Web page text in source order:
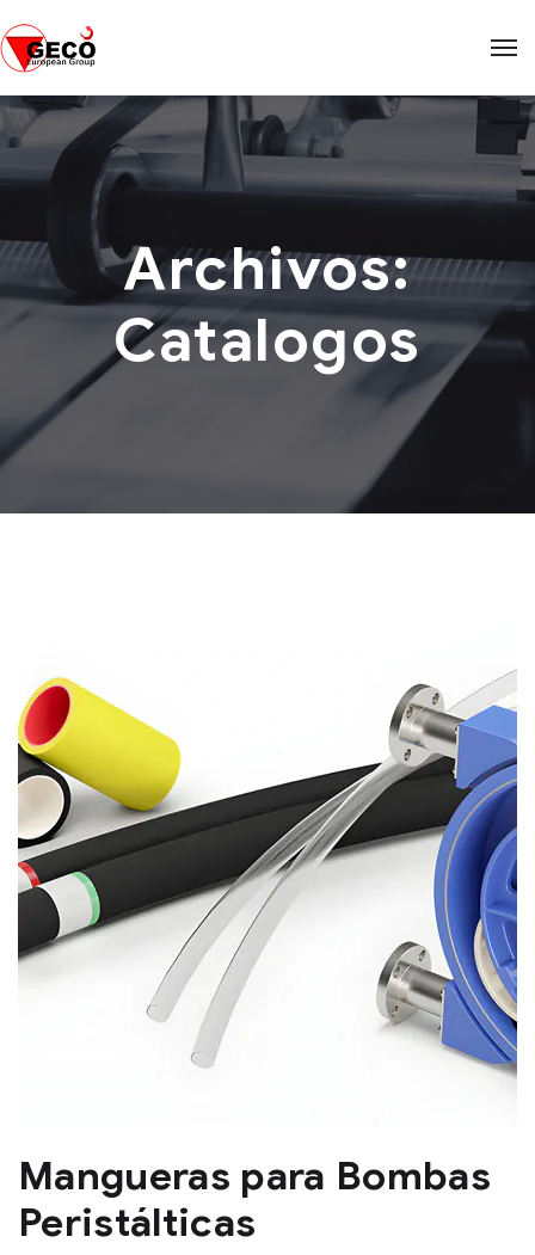
Archivos:
Catalogos
Mangueras para Bombas
Peristálticas